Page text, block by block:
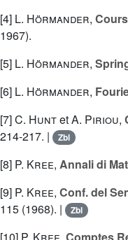
[4] L. Hörmander,
1967).
[5] L. Hörmander,
[6] L. Hörmander,
[7]C. HuntetA. Piriou,
214-217. |
Zbl
[8] P. Kree, Annali di
[9] P. Kree, Conf. del
115 (1968). |
Zbl